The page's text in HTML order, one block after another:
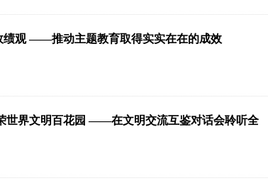
绩观 ——推动主题教育取得实实在在的成效
世界文明百花园 ——在文明交流互鉴对话会聆听全